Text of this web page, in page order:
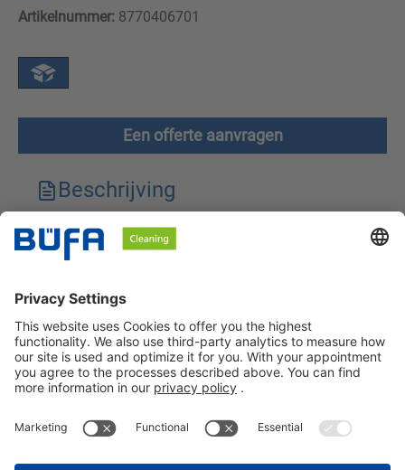
Artikelnummer: 8770406701
Een offerte aanvragen
Beschrijving
Technische kenmerken
Veiligheidsinstructies